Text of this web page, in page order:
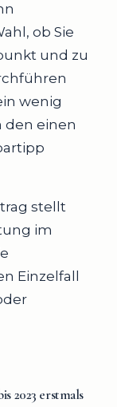
ob Sie
und zu
wenig
den einen
stellt
im
Einzelfall
2023 erstmals